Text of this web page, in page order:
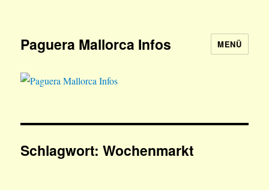
Paguera Mallorca Infos MENÜ
Schlagwort:Wochenmarkt